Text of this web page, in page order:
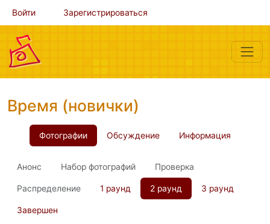
Войти Зарегистрироваться
Время (новички)
Фотографии Обсуждение Информация
Анонс Набор фотографий Проверка
Распределение 1 раунд 2 раунд 3 раунд
Завершен